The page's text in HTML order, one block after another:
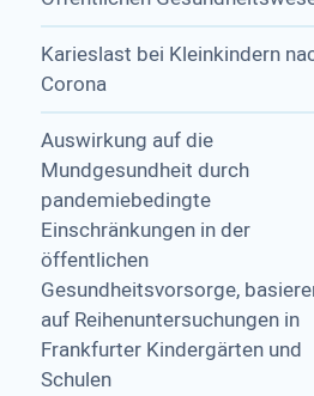
Karieslast bei Kleinkindern
Corona
Auswirkung auf die
Mundgesundheit durch
pandemiebedingte
Einschränkungen in der
öffentlichen
Gesundheitsvorsorge,
auf Reihenuntersuchungen in
Frankfurter Kindergärten und
Schulen